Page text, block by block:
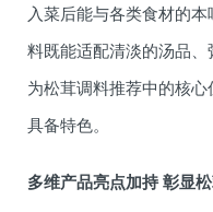
入菜后能与各类食材的
料既能适配清淡的汤品
为松茸调料推荐中的核
具备特色。
多维产品亮点加持 彰显